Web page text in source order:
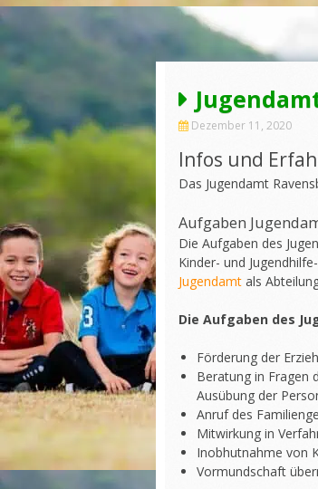
Dezember 11, 2020
Infos und
Das Jugendamt
Aufgaben
Die Aufgaben des
Kinder- und
Jugendamt als
Die Aufgaben des
Förderung der
Beratung in Fragen
Ausübung der
Anruf des
Mitwirkung in
Inobhutnahme von
Vormundschaft